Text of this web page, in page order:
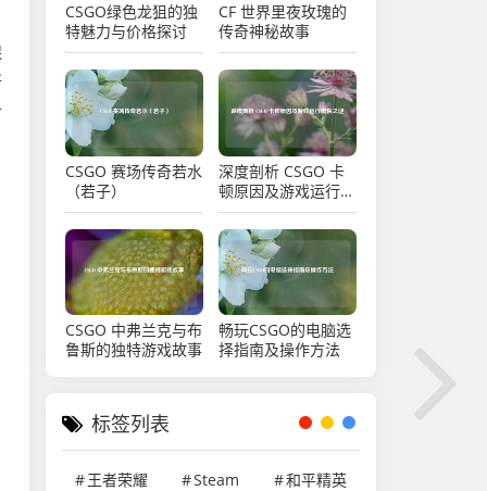
CSGO绿色龙狙的独
特魅力与价格探讨
CF 世界里夜玫瑰的
传奇神秘故事
CSGO 赛场传奇若水
（若子）
深度剖析 CSGO 卡
顿原因及游戏运行缓
慢之谜
CSGO 中弗兰克与布
鲁斯的独特游戏故事
畅玩CSGO的电脑选
择指南及操作方法
标签列表
王者荣耀 Steam
和平精英